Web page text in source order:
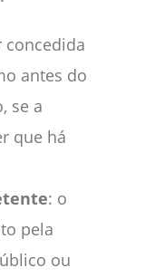
concedida
antes do
se a
que há
: o
pela
ou